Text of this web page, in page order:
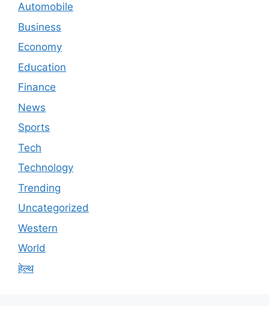
Automobile
Business
Economy
Education
Finance
News
Sports
Tech
Technology
Trending
Uncategorized
Western
World
हेल्थ